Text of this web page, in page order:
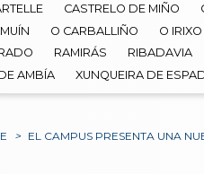
CASTRELO DE MIÑO
O CARBALLIÑO O IRIXO
RAMIRÁS RIBADAVIA
AMBÍA XUNQUEIRA DE
> EL CAMPUS PRESENTA UNA